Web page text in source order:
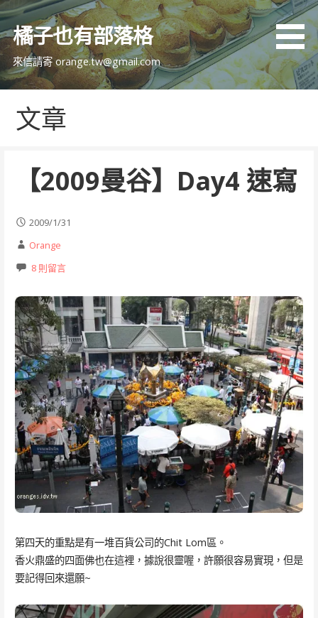
跳
主
內
橘子也有部落格
來信請寄 orange.tw@gmail.com
文章
【2009曼谷】Day4 速寫
2009/1/31
Orange
8 則留言
第四天的重點是有一堆百貨公司的Chit Lom區。
香火鼎盛的四面佛也在這裡，據說很靈喔，許願很容易實現，但是
要記得回來還願~